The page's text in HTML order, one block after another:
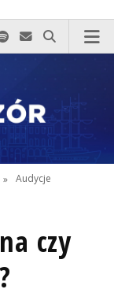
zadzwoń
u
na Xnas na Instagram-ie
nas na TikTok-u
Szukaj nas na Spotify
Wyślij do nas
Szukaj
» Audycje
czy